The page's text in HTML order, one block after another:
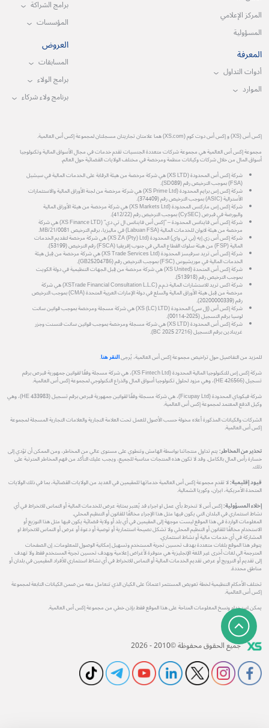
المركز الإعلامي
المسؤولية
المعرفة
أدوات التداول
الموارد
برامج الشراكة
المؤسسات
العروض
المسابقات
برامج الولاء
برنامج ولاء شركاء
إكس أس (XS) و إكس أس دوت كوم (XS.com) هما علامتان تجاريتان مسجلتان لمجموعة إكس أس العالمية.
مجموعة إكس أس العالمية هي مجموعة شركات متعددة الجنسيات تقدم خدمات في مجال الأسواق المالية وتكنولوجيا
أسواق المال من خلال شركات وكيانات منظمة ومرخصة في مختلف الولايات القضائية حول العالم.
شركة إكس أس المحدودة (XS LTD) هي شركة مرخصة من هيئة الرقابة على الخدمات المالية في سيشيل
(FSA) بموجب الترخيص رقم (SD089).
شركة إكس إس برايم المحدودة (XS Prime Ltd) هي شركة مرخصة من لجنة الأوراق المالية والاستثمارات
الأسترالية (ASIC) بموجب الترخيص رقم (374409).
شركة إكس إس ماركتس المحدودة (XS Markets Ltd) هي شركة مرخصة من هيئة الأوراق المالية
والبورصة في قبرص (CySEC) بموجب الترخيص رقم (412/22).
شركة إكس أس فاينانس المحدودة – "إكس أس فاينانس ال تي دي" (XS Finance LTD) هي شركة
مرخصة من هيئة لابوان للخدمات المالية (Labuan FSA) في ماليزيا، برقم الترخيص MB/21/0081.
شركة إكس أس زي إيه (بي تي واي) المحدودة (XS ZA (Pty) Ltd) هي شركة مرخصة لتقديم الخدمات
المالية (FSP) من هيئة سلوك القطاع المالي في جنوب إفريقيا (FSCA) رقم الترخيص (53199).
شركة إكس أس تريد سرفيسز المحدودة (XS Trade Services Ltd) هي شركة مرخصة من قِبل هيئة
الخدمات المالية في موريشيوس (FSC) بموجب الترخيص رقم (GB25204786).
شركة إكس أس المتحدة (XS United) هي شركة مرخصة من قِبل الجهات التنظيمية في دولة الكويت
بموجب الترخيص رقم (513918).
شركة اكس تريد للاستشارات المالية ذ.م.م (XSTrade Financial Consultation L.L.C) هي شركة
مرخصة من قِبل هيئة الأوراق المالية والسلع في دولة الإمارات العربية المتحدة (CMA) بموجب الترخيص
رقم (20200000339).
شركة إكس أس (إل سي) المحدودة (XS (LC) LTD) هي شركة مسجلة ومرخصة بموجب قوانين سانت
لوسيا برقم التسجيل (2025-00114).
شركة إكس أس المحدودة (XS LTD) هي شركة مسجلة ومرخصة بموجب قوانين سانت فنسنت وجزر
غرينادين برقم التسجيل (27216 BC 2025).
للمزيد من التفاصيل حول تراخيص مجموعة إكس أس العالمية، يُرجىالنقر هنا.
شركة إكس إس للتكنولوجيا المالية المحدودة (XS Fintech Ltd)، هي شركة مسجلة وفقًا لقوانين جمهورية قبرص برقم
تسجيل (HE 426566)، وهي مزود لحلول تكنولوجيا أسواق المال والذراع التكنولوجي لمجموعة إكس أس العالمية.
شركة فيكوباي المحدودة (Ficupay Ltd)، هي شركة مسجلة وفقًا لقوانين جمهورية قبرص برقم تسجيل (HE 433983)، وهي
وكيل الدفع المعتمد لمجموعة إكس أس العالمية.
الشركات والكيانات المذكورة أعلاه مخولة حسب الأصول للعمل تحت العلامة التجارية والعلامات التجارية المسجلة لمجموعة
إكس أس العالمية.
تحذير من المخاطر:يتم تداول منتجاتنا بواسطة الهامش وتنطوي على مستوى عالي من المخاطر، ومن الممكن أن تؤدي إلى
خسارة رأس المال بالكامل. وقد لا تكون هذه المنتجات مناسبة للجميع، ويجب عليك التأكد من فهم المخاطر المترتبة على
ذلك.
قيود إقليمية:لا تقدم مجموعة إكس أس العالمية خدماتها للمقيمين في العديد من الولايات القضائية، بما في ذلك الولايات
المتحدة الأمريكية، ايران، وكوريا الشمالية.
إخلاء المسؤولية:إكس أس لا تنخرط بأي عمل او اجراء قد يُعتبر بمثابة عرض للخدمات المالية أو التماس للانخراط في أي
نشاط استثماري في البلدان التي يكون فيها مثل هذا الإجراء مخالفًا للقانون أو التنظيم المحلي.
المعلومات الواردة في هذا الموقع ليست موجهة إلى المقيمين في أي بلد أو ولاية قضائية يكون فيها مثل هذا التوزيع أو
الاستخدام مخالفًا للقانون أو التنظيم المحلي ولا تشكل نصيحة استثمارية أو توصية أو دعوة أو عرض أو التماس للانخراط او
المشاركة في أي خدمات مالية أو نشاط استثماري.
يتوفر هذا الموقع بلغات متعددة بهدف تحسين تجربة المستخدم وتسهيل إمكانية الوصول للمعلومات. إن الصفحات
المترجمة الي لغات أخرى غير اللغة الإنجليزية هي متوفرة لأغراض إعلامية وبهدف تحسين تجربة المستخدم فقط ولا تهدف
إلى تقديم أو الترويج أو عرض تقديم الخدمات المالية أو التماس للانخراط في أي نشاط استثماري للأفراد المقيمين في بلدان أو
مناطق محددة.
تختلف الأحكام التنظيمية لخطة تعويض المستثمر اعتمادًا على الكيان الذي تتعامل معه من ضمن الكيانات التابعة لمجموعة
إكس أس العالمية.
يمكن استخدام ونسخ المعلومات المتاحة على هذا الموقع فقط بإذن خطي من مجموعة إكس أس العالمية.
جميع الحقوق محفوظة ©2010 - 2026